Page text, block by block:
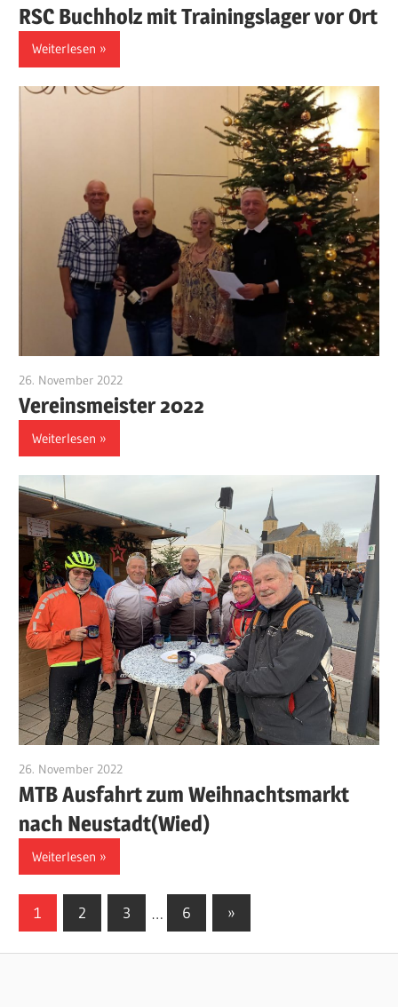
RSC Buchholz mit Trainingslager vor Ort
Weiterlesen
26. November 2022
Vereinsmeister 2022
Weiterlesen
26. November 2022
MTB Ausfahrt zum Weihnachtsmarkt
nach Neustadt(Wied)
Weiterlesen
Seitennummerierung
1 2 3 … 6
Nächste
Beiträge
»